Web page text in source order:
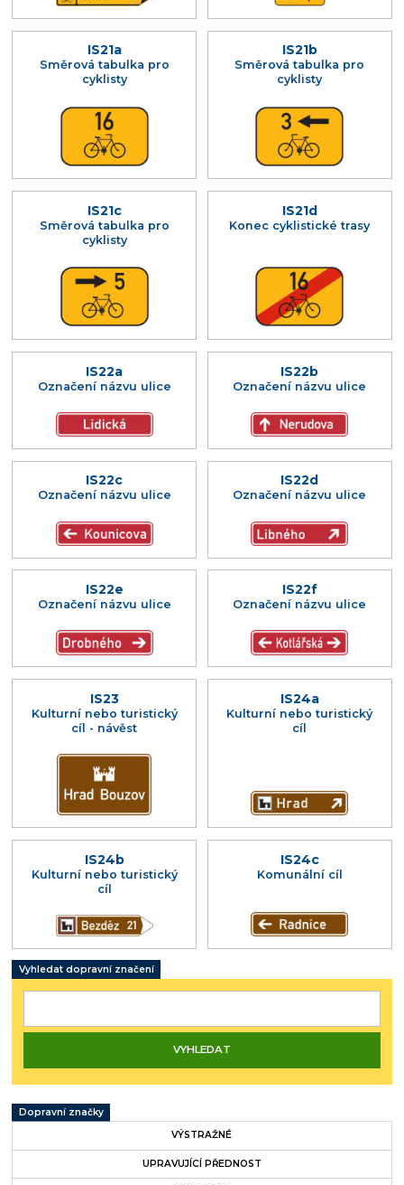
IS21a
Směrová tabulka pro
cyklisty
IS21b
Směrová tabulka pro
cyklisty
IS21c
Směrová tabulka pro
cyklisty
IS21d
Konec cyklistické trasy
IS22a
Označení názvu ulice
IS22b
Označení názvu ulice
IS22c
Označení názvu ulice
IS22d
Označení názvu ulice
IS22e
Označení názvu ulice
IS22f
Označení názvu ulice
IS23
Kulturní nebo turistický
cíl - návěst
IS24a
Kulturní nebo turistický
cíl
IS24b
Kulturní nebo turistický
cíl
IS24c
Komunální cíl
Vyhledat dopravní značení
Dopravní značky
VÝSTRAŽNÉ
UPRAVUJÍCÍ PŘEDNOST